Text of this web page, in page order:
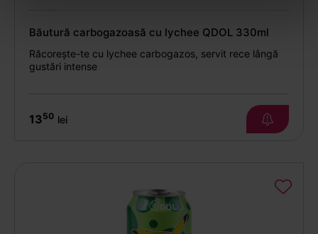
Băutură carbogazoasă cu lychee QDOL 330ml
Răcorește-te cu lychee carbogazos, servit rece lângă
gustări intense
1350 lei